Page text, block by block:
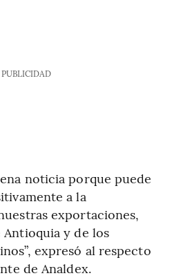
PUBLICIDAD
noticia porque puede
a la
exportaciones,
y de los
expresó al respecto
de Analdex.